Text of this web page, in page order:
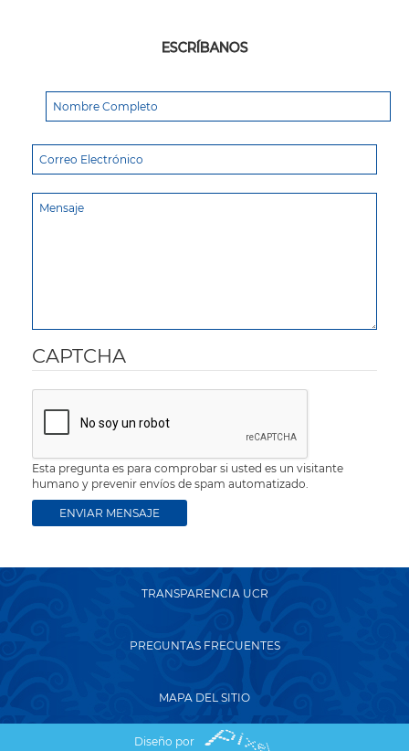
ESCRÍBANOS
CAPTCHA
Esta pregunta es para comprobar si usted es un visitante
humano y prevenir envíos de spam automatizado.
TRANSPARENCIA UCR
PREGUNTAS FRECUENTES
MAPA DEL SITIO
Diseño por